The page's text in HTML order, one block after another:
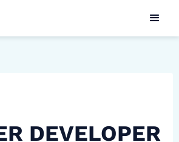
DEVELOPER